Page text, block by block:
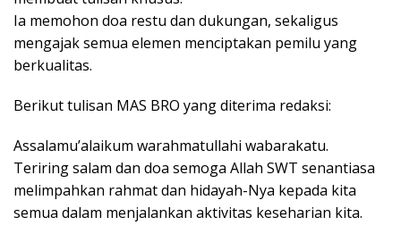
Ia memohon doa restu dan dukungan, sekaligus
mengajak semua elemen menciptakan pemilu yang
berkualitas.
Berikut tulisan MAS BRO yang diterima redaksi:
Assalamu’alaikum warahmatullahi wabarakatu.
Teriring salam dan doa semoga Allah SWT senantiasa
melimpahkan rahmat dan hidayah-Nya kepada kita
semua dalam menjalankan aktivitas keseharian kita.